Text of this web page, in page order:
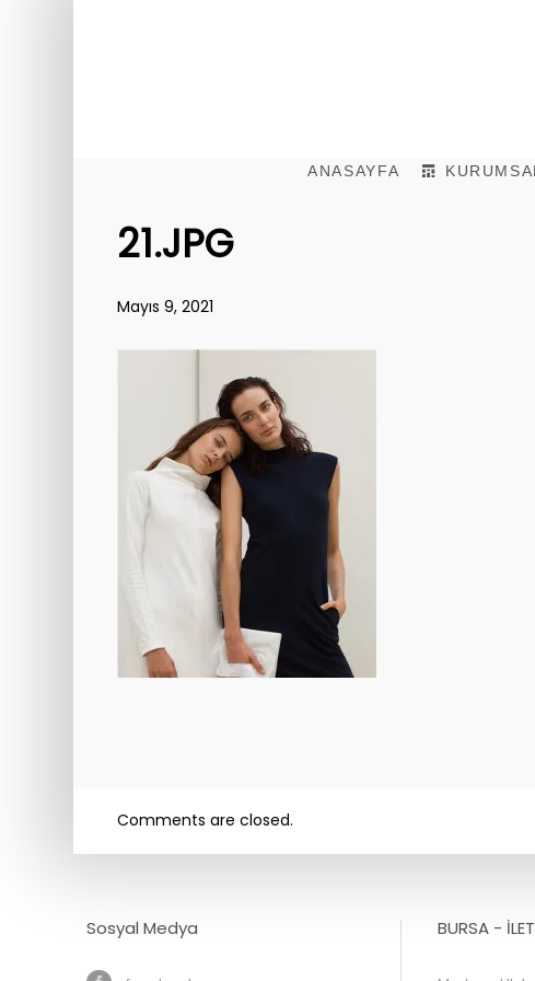
ANASAYFA KURUMSAL
21.JPG
Mayıs 9, 2021
Comments are closed.
Sosyal Medya BURSA -